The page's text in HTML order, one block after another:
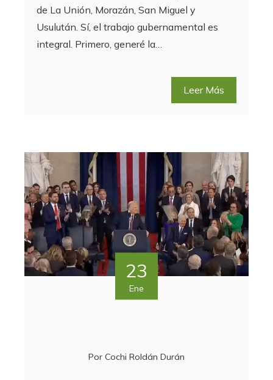
de La Unión, Morazán, San Miguel y
Usulután. Sí, el trabajo gubernamental es
integral. Primero, generé la…
Leer Más
23
Ene
Por Cochi Roldán Durán